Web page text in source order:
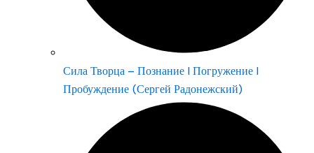
Сила Творца – Познание | Погружение |
Пробуждение (Сергей Радонежский)